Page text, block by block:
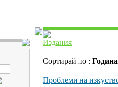
Издания
Сортирай по : Година
Проблеми на